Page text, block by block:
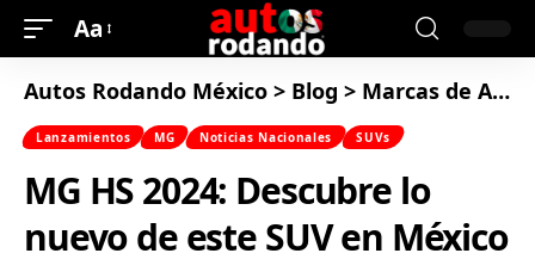
Aa
Autos Rodando México > Blog > Marcas de Autos
Lanzamientos MG Noticias Nacionales SUVs
MG HS 2024: Descubre lo
nuevo de este SUV en México